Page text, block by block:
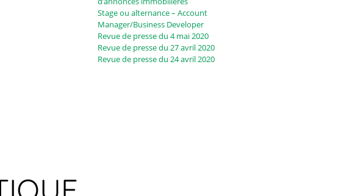
Stage ou alternance – Account
Manager/Business Developer
Revue de presse du 4 mai 2020
Revue de presse du 27 avril 2020
Revue de presse du 24 avril 2020